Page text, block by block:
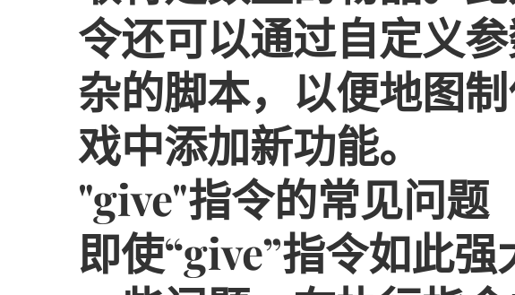
令还可以通过自定义
杂的脚本，以便地图
戏中添加新功能。
"give"指令的常见问题
即使“give”指令如此